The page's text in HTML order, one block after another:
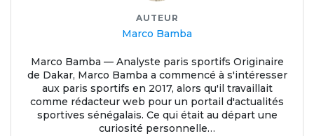
AUTEUR
Marco Bamba
Marco Bamba — Analyste paris sportifs Originaire
de Dakar, Marco Bamba a commencé à s'intéresser
aux paris sportifs en 2017, alors qu'il travaillait
comme rédacteur web pour un portail d'actualités
sportives sénégalais. Ce qui était au départ une
curiosité personnelle…